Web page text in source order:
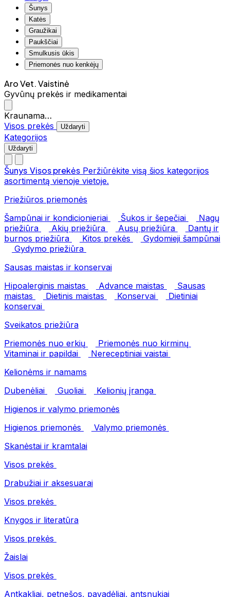
Šunys
Katės
Graužikai
Paukščiai
Smulkusis ūkis
Priemonės nuo kenkėjų
Aro Vet. Vaistinė
Gyvūnų prekės ir medikamentai
Kraunama…
Visos prekės
Uždaryti
Kategorijos
Uždaryti
Šunys Visos prekės Peržiūrėkite visą šios kategorijos
asortimentą vienoje vietoje.
Priežiūros priemonės
Šampūnai ir kondicionieriai
Šukos ir šepečiai
Nagų
priežiūra
Akių priežiūra Ausų priežiūra
Dantų ir
burnos priežiūra
Kitos prekės
Gydomieji šampūnai
Gydymo priežiūra
Sausas maistas ir konservai
Hipoalerginis maistas
Advance maistas
Sausas
maistas
Dietinis maistas Konservai
Dietiniai
konservai
Sveikatos priežiūra
Priemonės nuo erkių
Priemonės nuo kirminų
Vitaminai ir papildai
Nereceptiniai vaistai
Kelionėms ir namams
Dubenėliai
Guoliai
Kelionių įranga
Higienos ir valymo priemonės
Higienos priemonės
Valymo priemonės
Skanėstai ir kramtalai
Visos prekės
Drabužiai ir aksesuarai
Visos prekės
Knygos ir literatūra
Visos prekės
Žaislai
Visos prekės
Antkakliai, petnešos, pavadėliai, antsnukiai